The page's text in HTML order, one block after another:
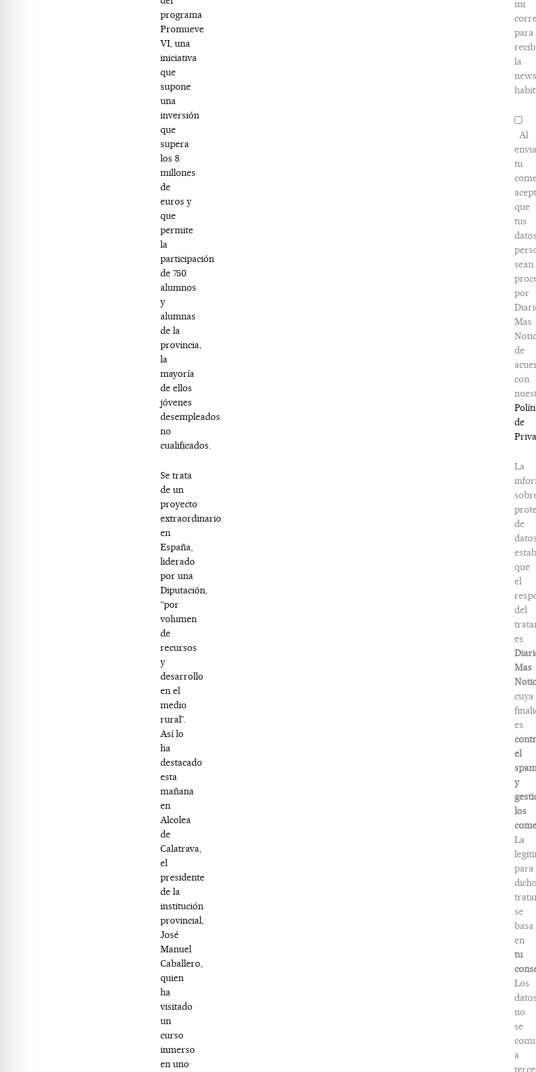
programa
Promueve
VI, una
iniciativa
que
supone
una
inversión
que
supera
los 8
millones
de
euros y
que
permite
la
participación
de 750
alumnos
y
alumnas
de la
provincia,
la
mayoría
de ellos
jóvenes
desempleados
no
cualificados.
Se trata
de un
proyecto
extraordinario
en
España,
liderado
por una
Diputación,
“por
volumen
de
recursos
y
desarrollo
en el
medio
rural”.
Así lo
ha
destacado
esta
mañana
en
Alcolea
de
Calatrava,
el
presidente
de la
institución
provincial,
José
Manuel
Caballero,
quien
ha
visitado
un
curso
inmerso
en uno
mi
para
la
Al
tu
que
tus
datos
sean
por
Mas
de
con
de
La
de
datos
que
el
del
es
Mas
cuya
es
el
y
los
La
para
dicho
se
basa
en
tu
Los
datos
no
se
a